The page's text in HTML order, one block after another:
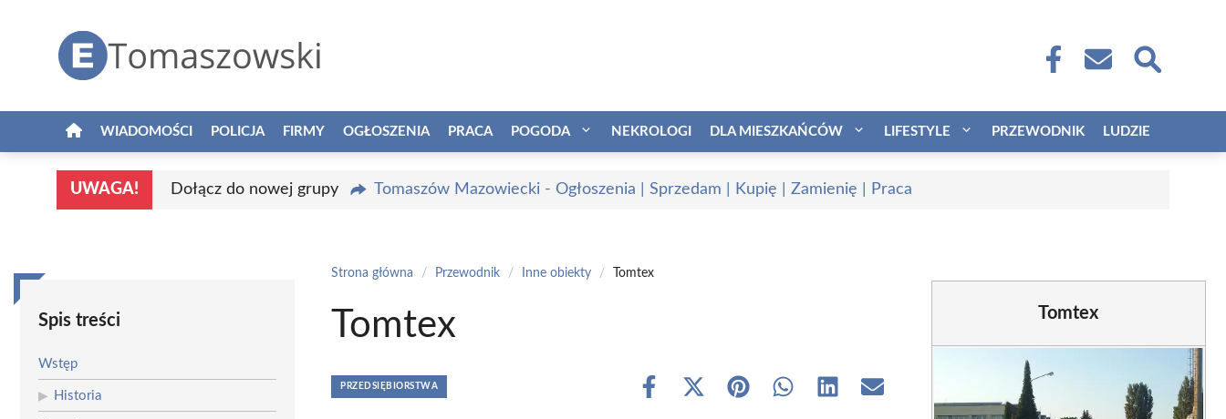
WIADOMOŚCI POLICJA FIRMY OGŁOSZENIA PRACA POGODA NEKROLOGI DLA MIESZKAŃCÓW LIFESTYLE PRZEWODNIK LUDZIE
UWAGA! Dołącz do nowej grupy Tomaszów Mazowiecki - Ogłoszenia | Sprzedam | Kupię | Zamienię | Praca
Spis treści
Wstęp
Historia
Strona główna / Przewodnik / Inne obiekty / Tomtex
Tomtex
PRZEDSIĘBIORSTWA
Share
Share Share Share Share Share
Tomtex